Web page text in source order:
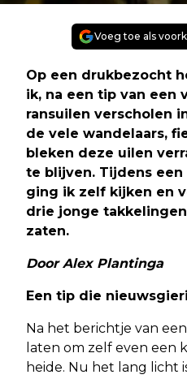
Voeg toe als
Op een drukbezocht
ik, na een tip van een
ransuilen verscholen
de vele wandelaars,
bleken deze uilen
te blijven. Tijdens
ging ik zelf kijken en
drie jonge
zaten.
Door Alex Plantinga
Een tip die
Na het berichtje van
laten om zelf even een
heide. Nu het lang licht